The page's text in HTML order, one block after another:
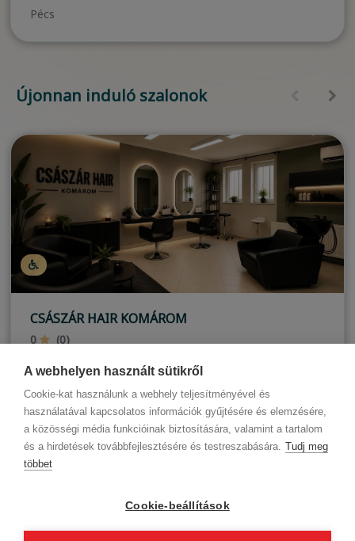
A webhelyen használt sütikről
Cookie-kat használunk a webhely teljesítményével és
használatával kapcsolatos információk gyűjtésére és elemzésére,
a közösségi média funkcióinak biztosítására, valamint a tartalom
és a hirdetések továbbfejlesztésére és testreszabására. Tudj meg
többet
Cookie-beállítások
Pécs
Újonnan induló szalonok
CSÁSZÁR HAIR KOMÁROM
0
(0)